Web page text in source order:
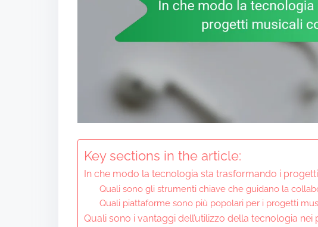
Key sections in the article:
In che modo la tecnologia sta trasformando i
Quali sono gli strumenti chiave che guidano la
Quali piattaforme sono più popolari per i progetti
Quali sono i vantaggi dell’utilizzo della tecnologia